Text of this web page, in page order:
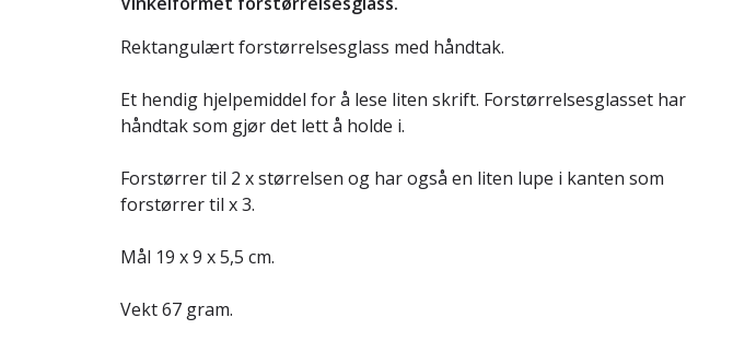
Rektangulært forstørrelsesglass med håndtak.
Et hendig hjelpemiddel for å lese liten skrift. Forstørrelsesglasset har
håndtak som gjør det lett å holde i.
Forstørrer til 2 x størrelsen og har også en liten lupe i kanten som
forstørrer til x 3.
Mål 19 x 9 x 5,5 cm.
Vekt 67 gram.